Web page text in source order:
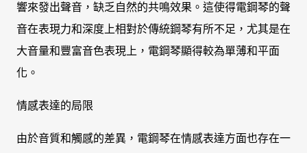
響來發出聲音，缺乏自然的共鳴效果。這使得電鋼琴的聲
音在表現力和深度上相對於傳統鋼琴有所不足，尤其是在
大音量和豐富音色表現上，電鋼琴顯得較為單薄和平面
化。
情感表達的局限
由於音質和觸感的差異，電鋼琴在情感表達方面也存在一